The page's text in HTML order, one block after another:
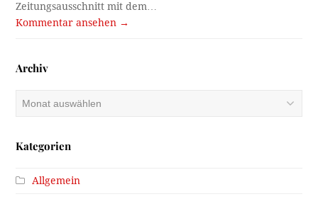
Zeitungsausschnitt mit dem…
Kommentar ansehen →
Archiv
Kategorien
Allgemein